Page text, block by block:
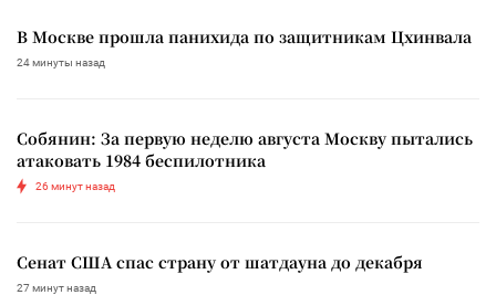
В Москве прошла панихида по защитникам Цхинвала
24 минуты назад
Собянин: За первую неделю августа Москву пытались
атаковать 1984 беспилотника
26 минут назад
Сенат США спас страну от шатдауна до декабря
27 минут назад